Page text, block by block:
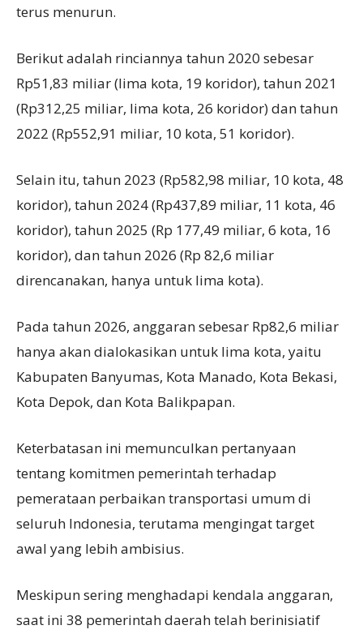
terus menurun.
Berikut adalah rinciannya tahun 2020 sebesar
Rp51,83 miliar (lima kota, 19 koridor), tahun 2021
(Rp312,25 miliar, lima kota, 26 koridor) dan tahun
2022 (Rp552,91 miliar, 10 kota, 51 koridor).
Selain itu, tahun 2023 (Rp582,98 miliar, 10 kota, 48
koridor), tahun 2024 (Rp437,89 miliar, 11 kota, 46
koridor), tahun 2025 (Rp 177,49 miliar, 6 kota, 16
koridor), dan tahun 2026 (Rp 82,6 miliar
direncanakan, hanya untuk lima kota).
Pada tahun 2026, anggaran sebesar Rp82,6 miliar
hanya akan dialokasikan untuk lima kota, yaitu
Kabupaten Banyumas, Kota Manado, Kota Bekasi,
Kota Depok, dan Kota Balikpapan.
Keterbatasan ini memunculkan pertanyaan
tentang komitmen pemerintah terhadap
pemerataan perbaikan transportasi umum di
seluruh Indonesia, terutama mengingat target
awal yang lebih ambisius.
Meskipun sering menghadapi kendala anggaran,
saat ini 38 pemerintah daerah telah berinisiatif